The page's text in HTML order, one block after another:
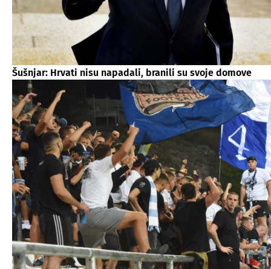
Šušnjar: Hrvati nisu napadali, branili su svoje domove